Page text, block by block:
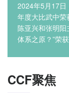
2024年5月17日
年度大比武中荣
陈亚兴和张明阳
体系之原？”荣
CCF聚焦